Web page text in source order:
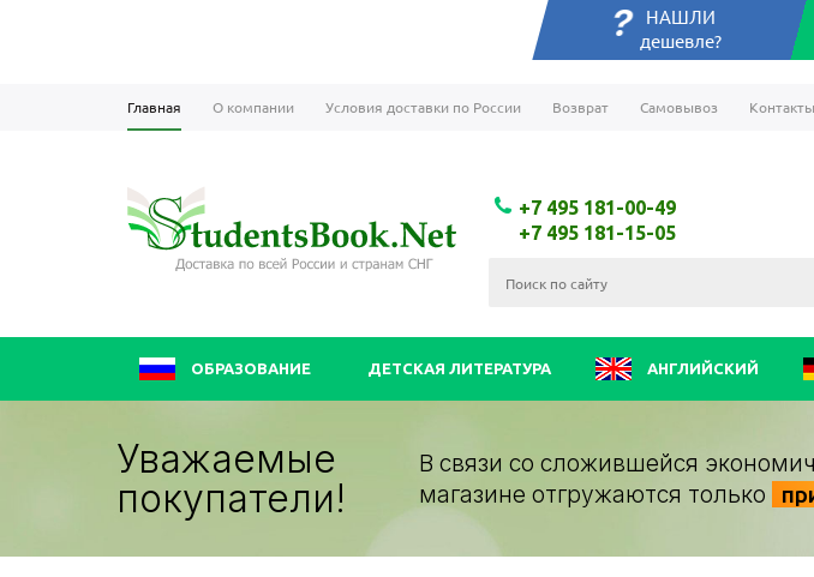
НАШЛИ
дешевле?
Главная О компании Условия доставки по России Возврат Самовывоз Контакты
+7 495 181-00-49
+7 495 181-15-05
ОБРАЗОВАНИЕ ДЕТСКАЯ ЛИТЕРАТУРА АНГЛИЙСКИЙ
Уважаемые
покупатели!
В связи со сложившейся
магазине отгружаются только